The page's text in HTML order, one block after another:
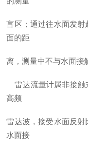
盲区；通过往水面发
面的距
离，测量中不与水面接
雷达流量计属非接触
高频
雷达波，接受水面反
水面接